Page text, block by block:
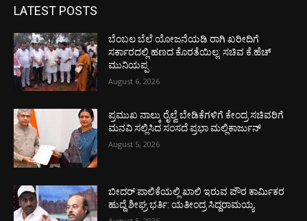
LATEST POSTS
ಬೆಂಬಲ ಬೆಲೆ ಯೋಜನೆಯಡಿ ರಾಗಿ ಖರೀದಿಗೆ
ಸರ್ಕಾರದಲ್ಲಿ ಹಣದ ಕೊರತೆಯಿಲ್ಲ: ಸಚಿವ ಕೆ.ಹೆಚ್
ಮುನಿಯಪ್ಪ
August 6, 2026
ಪ್ರಮುಖ ನಾಲ್ಕು ರೈಲ್ವೆ ಬೇಡಿಕೆಗಳಿಗೆ ಕೇಂದ್ರ ಸಚಿವರಿಗೆ
ಮನವಿ ಸಲ್ಲಿಸಿದ ಸಂಸದೆ ಪ್ರಭಾ ಮಲ್ಲಿಕಾರ್ಜುನ್
August 5, 2026
ಬೀದರ್ ಪಾಲಿಕೆಯಲ್ಲಿ ಖಾಲಿ ಇರುವ ಪೌರ ಕಾರ್ಮಿಕರ
ಹುದ್ದೆ ಶೀಘ್ರ ಭರ್ತಿ: ಯತೀಂದ್ರ ಸಿದ್ದರಾಮಯ್ಯ